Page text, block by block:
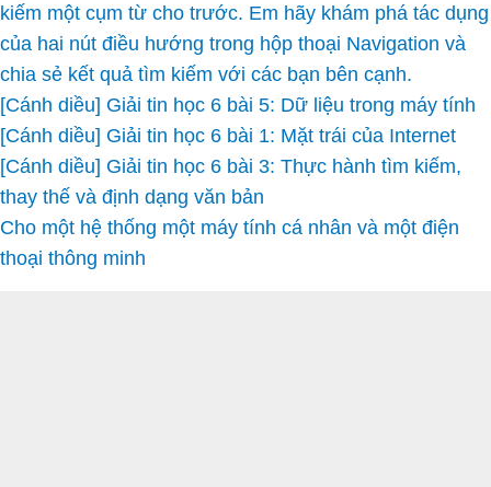
kiếm một cụm từ cho trước. Em hãy khám phá tác dụng
của hai nút điều hướng trong hộp thoại Navigation và
chia sẻ kết quả tìm kiếm với các bạn bên cạnh.
[Cánh diều] Giải tin học 6 bài 5: Dữ liệu trong máy tính
[Cánh diều] Giải tin học 6 bài 1: Mặt trái của Internet
[Cánh diều] Giải tin học 6 bài 3: Thực hành tìm kiếm,
thay thế và định dạng văn bản
Cho một hệ thống một máy tính cá nhân và một điện
thoại thông minh